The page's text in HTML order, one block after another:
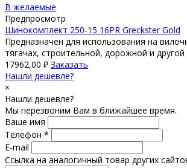
В желаемые
Предпросмотр
Шинокомплект 250-15 16PR Greckster Gold
Предназначен для использования на
тягачах, строительной, дорожной и другой
17962,00 ₽ Заказать
Нашли дешевле?
×
Нашли дешевле?
Мы перезвоним Вам в ближайшее время.
Ваше имя
Телефон *
E-mail
Ссылка на аналогичный товар других